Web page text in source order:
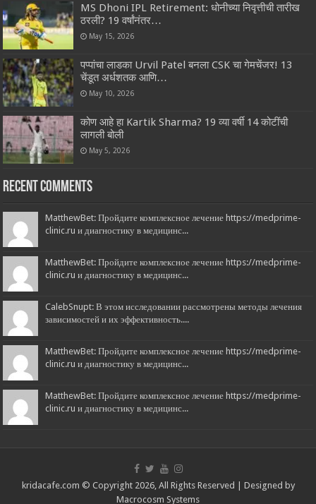
MS Dhoni IPL Retirement: धोनीच्या निवृत्तीची तारीख
ठरली? 19 वर्षांनंतर…
May 15, 2026
पप्पांचा लाडका Urvil Patel बनला CSK चा गेमचेंजर! 13
चेंडूत अर्धशतक आणि…
May 10, 2026
कोण आहे हा Kartik Sharma? 19 व्या वर्षी 14 कोटींची
लागली बोली
May 5, 2026
Recent Comments
MatthewBet: Пройдите комплексное лечение https://medprime-
clinic.ru и диагностику в медицинс...
MatthewBet: Пройдите комплексное лечение https://medprime-
clinic.ru и диагностику в медицинс...
CalebSnupt: В этом исследовании рассмотрены методы лечения
зависимостей и их эффективность....
MatthewBet: Пройдите комплексное лечение https://medprime-
clinic.ru и диагностику в медицинс...
MatthewBet: Пройдите комплексное лечение https://medprime-
clinic.ru и диагностику в медицинс...
kridacafe.com © Copyright 2026, All Rights Reserved | Designed by
Macrocosm Systems